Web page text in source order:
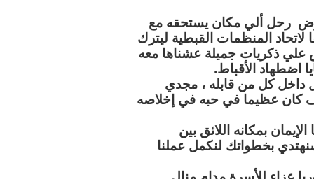
رحل ألي مكان يستحقه مع
المنظمات القبطية ليترك
علي ذكريات جميلة عشناها معه
اضطهاد الأقباط.
داخل كل من قابله ، مجدي
عظيما في حبه في إخلاصه
بمكانه اللائق بين
بخطواتك لنكمل عملنا